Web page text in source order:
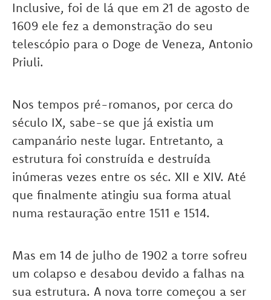
Inclusive, foi de lá que em 21 de agosto de
1609 ele fez a demonstração do seu
telescópio para o Doge de Veneza, Antonio
Priuli.
Nos tempos pré-romanos, por cerca do
século IX, sabe-se que já existia um
campanário neste lugar. Entretanto, a
estrutura foi construída e destruída
inúmeras vezes entre os séc. XII e XIV. Até
que finalmente atingiu sua forma atual
numa restauração entre 1511 e 1514.
Mas em 14 de julho de 1902 a torre sofreu
um colapso e desabou devido a falhas na
sua estrutura. A nova torre começou a ser